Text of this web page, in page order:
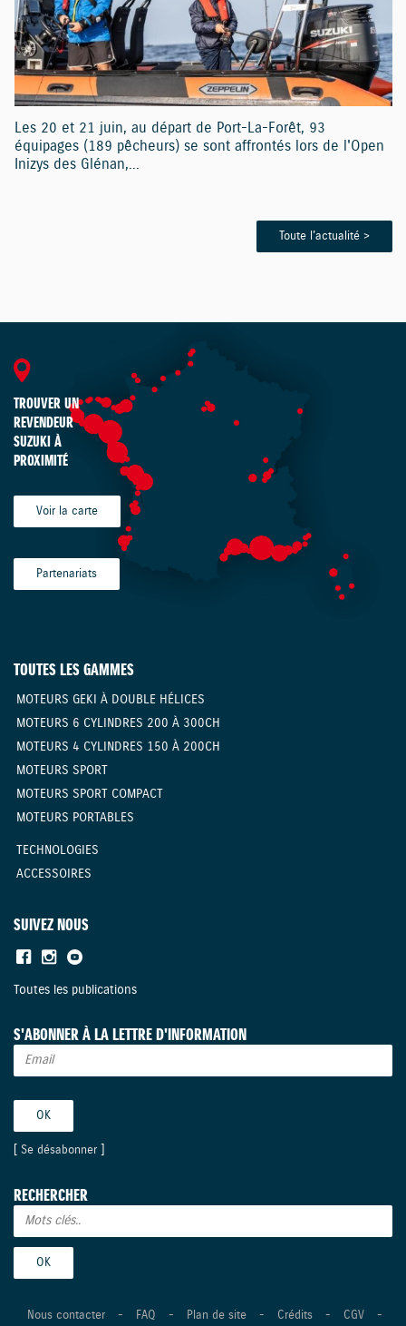
Les 20 et 21 juin, au départ de Port-La-Forêt, 93
équipages (189 pêcheurs) se sont affrontés lors de l'Open
Inizys des Glénan,...
Toute l'actualité >
TROUVER UN
REVENDEUR
SUZUKI À
PROXIMITÉ
Voir la carte
Partenariats
TOUTES LES GAMMES
MOTEURS GEKI À DOUBLE HÉLICES
MOTEURS 6 CYLINDRES 200 À 300CH
MOTEURS 4 CYLINDRES 150 À 200CH
MOTEURS SPORT
MOTEURS SPORT COMPACT
MOTEURS PORTABLES
TECHNOLOGIES
ACCESSOIRES
SUIVEZ NOUS
Toutes les publications
S'ABONNER À LA LETTRE D'INFORMATION
Se désabonner
RECHERCHER
Nous contacter - FAQ - Plan de site - Crédits - CGV
-